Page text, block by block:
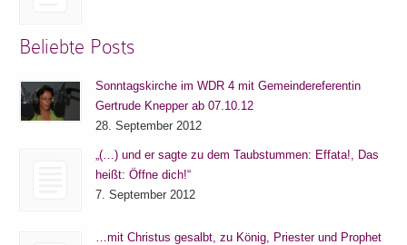
Beliebte Posts
Sonntagskirche im WDR 4 mit Gemeindereferentin
Gertrude Knepper ab 07.10.12
28. September 2012
„(…) und er sagte zu dem Taubstummen: Effata!, Das
heißt: Öffne dich!“
7. September 2012
…mit Christus gesalbt, zu König, Priester und Prophet